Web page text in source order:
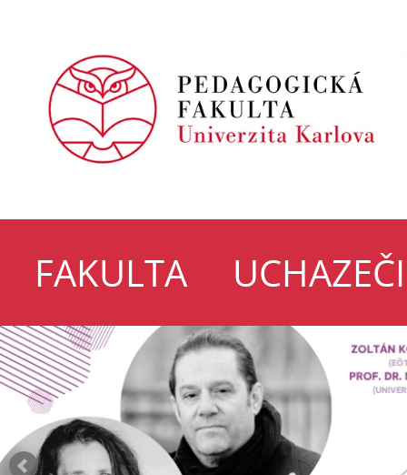
FAKULTA UCHAZEČI